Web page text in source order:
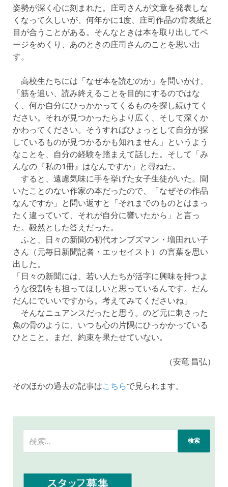
姿勢が深く心に刻まれた。庄司さんが文章を発表しな
くなって久しいが、何年かに1度、庄司作品の背表紙と
目が合うことがある。そんなときは本を取り出してペ
ージをめくり、あのときの庄司さんのことを思い出
す。
高校生たちには「なぜ本を読むのか」を問いかけ、
「筋を追い、読み終えることを目的にするのではな
く、何か自分にひっかかってくるものを探し続けてく
ださい。それが見つかったらより広く、そして深くか
かわってください。そうすればひょっとして自分が探
しているものが見つかるかも知れません」というよう
なことを、自分の経験を踏まえて話した。そして「み
んなの『私の1冊』はなんですか」と尋ねた。
すると、遠慮気味に手を挙げた女子生徒がいた。聞
いたことのない作家の本だったので、「なぜその作品
なんですか」と問い返すと「それまでのものとはまっ
たく違っていて、それが自分に響いたから」と言っ
た。毅然とした答えだった。
ふと、日々の新聞の初代オンブズマン・増田れい子
さん（元毎日新聞記者・エッセイスト）の言葉を思い
出した。
「日々の新聞には、若い人たちが活字に興味を持つよ
うな役割をも担ってほしいと思っているんです。だん
だんにでいいですから。考えてみてくださいね」
そんなニュアンスだったと思う。のど元に刺さった
魚の骨のように、いつも心の片隅にひっかかっている
ひとこと。まだ、約束を果たせていない。
（安竜 昌弘）
そのほかの過去の記事はこちらで見られます。